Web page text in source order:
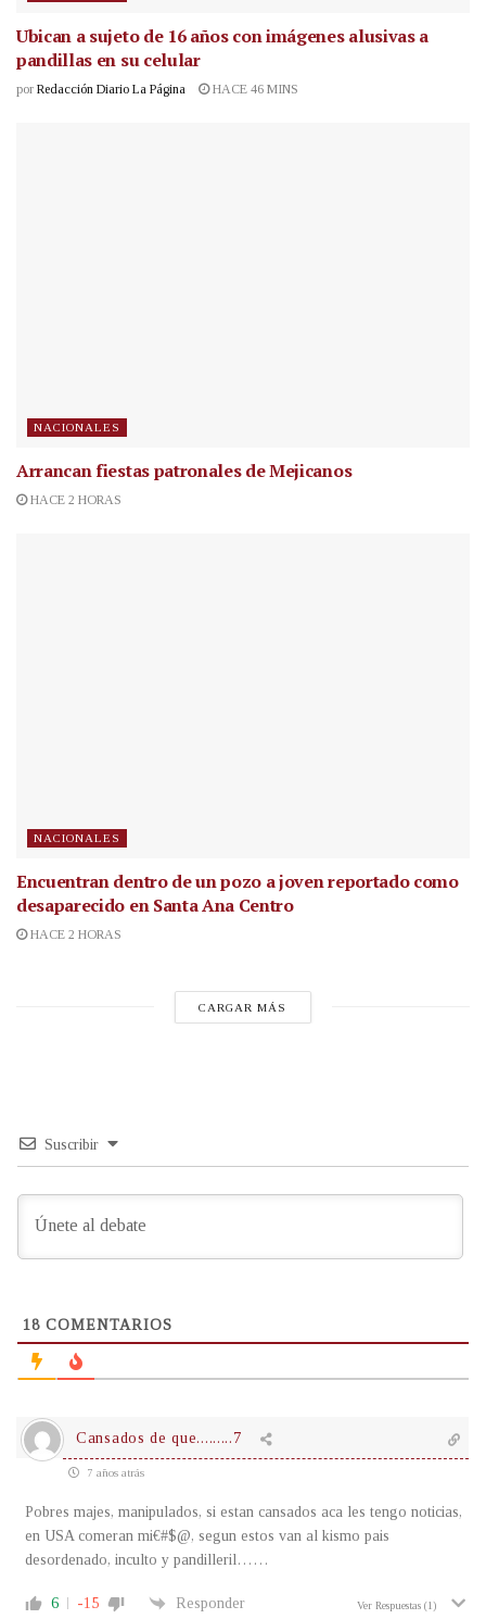
Ubican a sujeto de 16 años con imágenes alusivas a
pandillas en su celular
por Redacción Diario La Página HACE 46 MINS
NACIONALES
Arrancan fiestas patronales de Mejicanos
HACE 2 HORAS
NACIONALES
Encuentran dentro de un pozo a joven reportado como
desaparecido en Santa Ana Centro
HACE 2 HORAS
CARGAR MÁS
Suscribir
18 COMENTARIOS
Cansados de que.........7
7 años atrás
Pobres majes, manipulados, si estan cansados aca les tengo noticias,
en USA comeran mi€#$@, segun estos van al kismo pais
desordenado, inculto y pandilleril……
6 -15 Responder Ver Respuestas (1)